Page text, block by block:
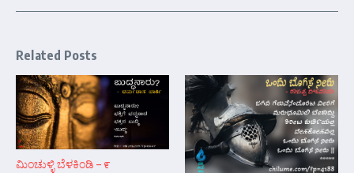
Related Posts
ಮಿಂಚುಳ್ಳಿ ಬೆಳಕಿಂಡಿ – ೯